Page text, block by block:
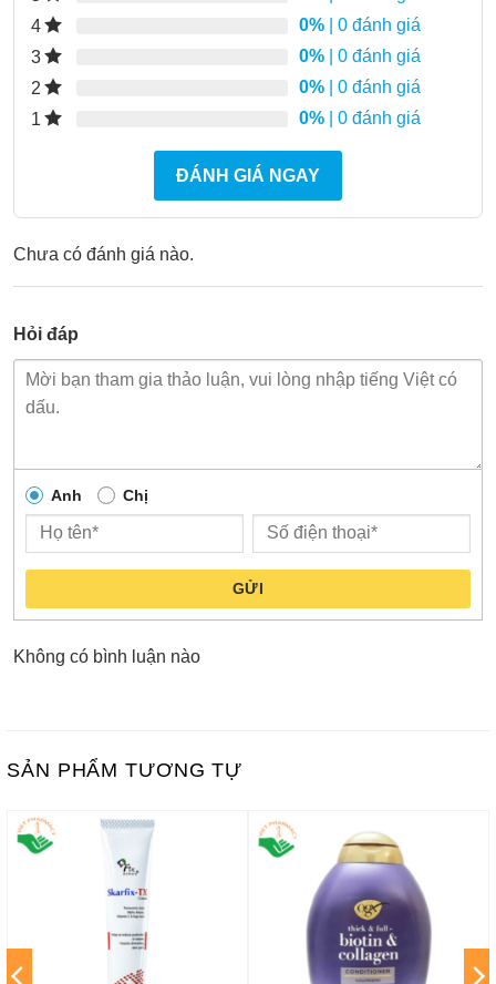
4
0% | 0 đánh giá
3
0% | 0 đánh giá
2
0% | 0 đánh giá
1
0% | 0 đánh giá
ĐÁNH GIÁ NGAY
Chưa có đánh giá nào.
Hỏi đáp
Anh Chị
GỬI
Không có bình luận nào
SẢN PHẨM TƯƠNG TỰ